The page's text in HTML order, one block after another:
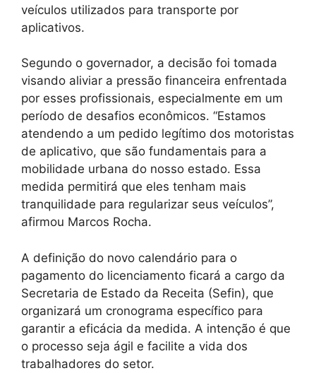
veículos utilizados para transporte por
aplicativos.
Segundo o governador, a decisão foi tomada
visando aliviar a pressão financeira enfrentada
por esses profissionais, especialmente em um
período de desafios econômicos. “Estamos
atendendo a um pedido legítimo dos motoristas
de aplicativo, que são fundamentais para a
mobilidade urbana do nosso estado. Essa
medida permitirá que eles tenham mais
tranquilidade para regularizar seus veículos”,
afirmou Marcos Rocha.
A definição do novo calendário para o
pagamento do licenciamento ficará a cargo da
Secretaria de Estado da Receita (Sefin), que
organizará um cronograma específico para
garantir a eficácia da medida. A intenção é que
o processo seja ágil e facilite a vida dos
trabalhadores do setor.